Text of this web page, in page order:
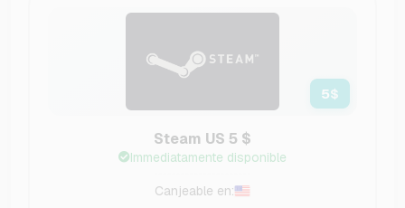
5$
Steam US 5 $
Immediatamente disponible
Canjeable en: